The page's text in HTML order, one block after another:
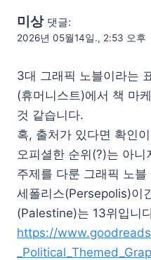
미상 댓글:
2026년 05월14일., 2:53 오후
3대 그래픽 노블이라는
(휴머니스트)에서 책 마
것 같습니다.
혹, 출처가 있다면 확인
오피셜한 순위(?)는 아
주제를 다룬 그래픽 노
세폴리스(Persepolis)이
(Palestine)는 13위입니
https://